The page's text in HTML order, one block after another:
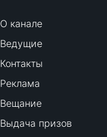
О канале
Ведущие
Контакты
Реклама
Вещание
Выдача призов